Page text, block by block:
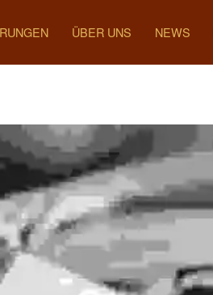
ÜBER UNS NEWS